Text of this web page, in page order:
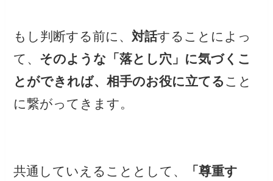
もし判断する前に、 対話することによっ
て、 そのような「落とし穴」に気づくこ
とができれば、相手のお役に立てる こと
に繋がってきます。
共通していえることとして、
「尊重す